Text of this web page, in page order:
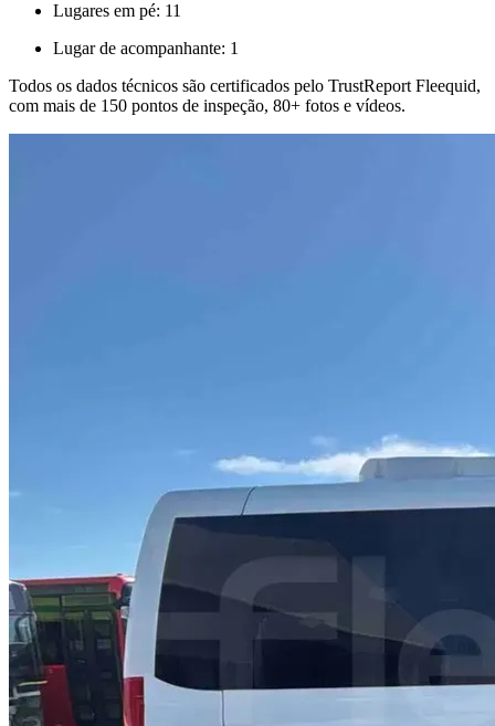
Lugares em pé: 11
Lugar de acompanhante: 1
Todos os dados técnicos são certificados pelo TrustReport Fleequid,
com mais de 150 pontos de inspeção, 80+ fotos e vídeos.